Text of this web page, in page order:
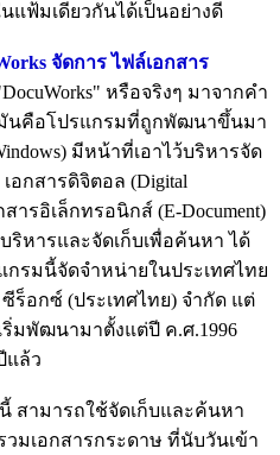
แฟ้มเดียวกันได้เป็นอย่างดี
จัดการ ไฟล์เอกสาร
หรือจริงๆ มาจากคำ
มันคือโปรแกรมที่ถูกพัฒนาขึ้นมา
มีหน้าที่เอาไว้บริหารจัด
อกสารดิจิตอล (Digital
สารอิเล็กทรอนิกส์ (E-Document)
ริหารและจัดเก็บเพื่อค้นหา ได้
กรมนี้จัดจำหน่ายในประเทศไทย
ร็อกซ์ (ประเทศไทย) จำกัด แต่
มพัฒนามาตั้งแต่ปี ค.ศ.1996
แล้ว
นี้ สามารถใช้จัดเก็บและค้นหา
มเอกสารกระดาษ ที่นับวันเข้า